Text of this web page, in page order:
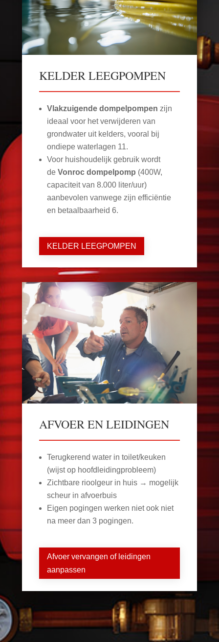
KELDER LEEGPOMPEN
Vlakzuigende dompelpompen zijn
ideaal voor het verwijderen van
grondwater uit kelders, vooral bij
ondiepe waterlagen 11.
Voor huishoudelijk gebruik wordt
de Vonroc dompelpomp (400W,
capaciteit van 8.000 liter/uur)
aanbevolen vanwege zijn efficiëntie
en betaalbaarheid 6.
KELDER LEEGPOMPEN
AFVOER EN LEIDINGEN
Terugkerend water in toilet/keuken
(wijst op hoofdleidingprobleem)
Zichtbare rioolgeur in huis → mogelijk
scheur in afvoerbuis
Eigen pogingen werken niet ook niet
na meer dan 3 pogingen.
Afvoer vervangen of leidingen
aanpassen